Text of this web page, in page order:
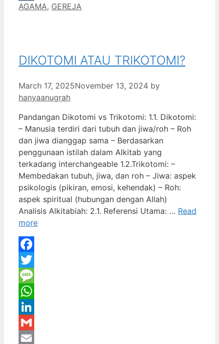
Tumblr
Categories
AGAMA, GEREJA
DIKOTOMI ATAU TRIKOTOMI?
March 17, 2025November 13, 2024 by
hanyaanugrah
Pandangan Dikotomi vs Trikotomi: 1.1. Dikotomi:
– Manusia terdiri dari tubuh dan jiwa/roh – Roh
dan jiwa dianggap sama – Berdasarkan
penggunaan istilah dalam Alkitab yang
terkadang interchangeable 1.2.Trikotomi: –
Membedakan tubuh, jiwa, dan roh – Jiwa: aspek
psikologis (pikiran, emosi, kehendak) – Roh:
aspek spiritual (hubungan dengan Allah)
Analisis Alkitabiah: 2.1. Referensi Utama: … Read
more
Facebook
Twitter
Message
WhatsApp
LinkedIn
Gmail